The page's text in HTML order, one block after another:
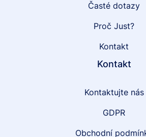
Časté dotazy
Proč Just?
Kontakt
Kontakt
Kontaktujte nás
GDPR
Obchodní